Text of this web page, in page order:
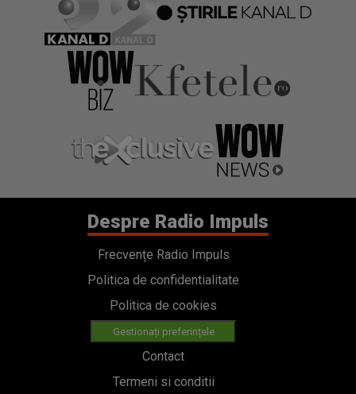
Despre Radio Impuls
Frecvențe Radio Impuls
Politica de confidentialitate
Politica de cookies
Gestionați preferințele
Contact
Termeni si conditii